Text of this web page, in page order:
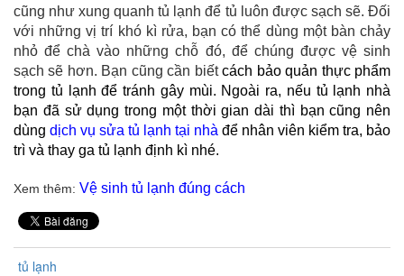
cũng như xung quanh tủ lạnh để tủ luôn được sạch sẽ. Đối
với những vị trí khó kì rửa, bạn có thể dùng một bàn chảy
nhỏ để chà vào những chỗ đó, để chúng được vệ sinh
sạch sẽ hơn. Bạn cũng cần biếtcách bảo quản thực phẩm
trong tủ lạnh để tránh gây mùi. Ngoài ra, nếu tủ lạnh nhà
bạn đã sử dụng trong một thời gian dài thì bạn cũng nên
dùng dịch vụ sửa tủ lạnh tại nhà để nhân viên kiểm tra, bảo
trì và thay ga tủ lạnh định kì nhé.
Xem thêm: Vệ sinh tủ lạnh đúng cách
tủ lạnh